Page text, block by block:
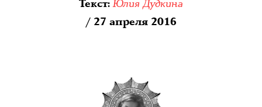
Текст:Юлия Дудкина
/ 27 апреля 2016